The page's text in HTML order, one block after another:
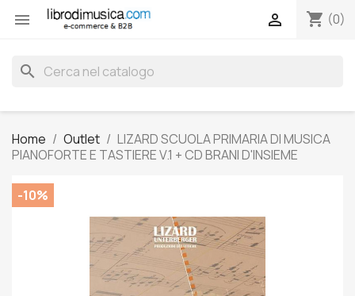
 shopping_cart (0)

search
Home Outlet
LIZARD SCUOLA PRIMARIA DI MUSICA
PIANOFORTE E TASTIERE V.1 + CD BRANI D'INSIEME
-10%